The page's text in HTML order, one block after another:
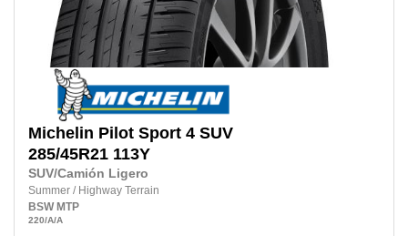
Michelin Pilot Sport 4 SUV
285/45R21 113Y
SUV/Camión Ligero
Summer / Highway Terrain
BSW MTP
220/A/A